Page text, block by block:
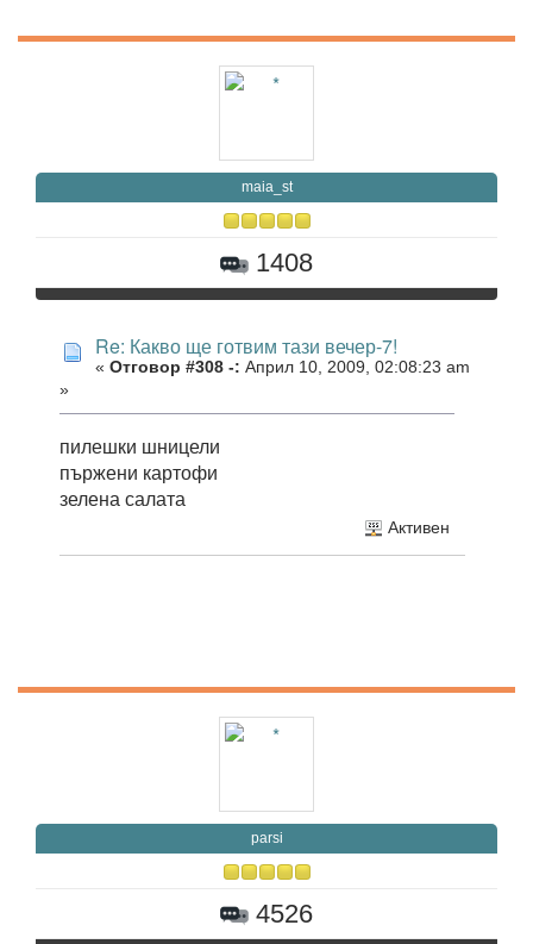
maia_st
1408
Re: Какво ще готвим тази вечер-7!
« Отговор #308 -: Април 10, 2009, 02:08:23 am
»
пилешки шницели
пържени картофи
зелена салата
Активен
parsi
4526